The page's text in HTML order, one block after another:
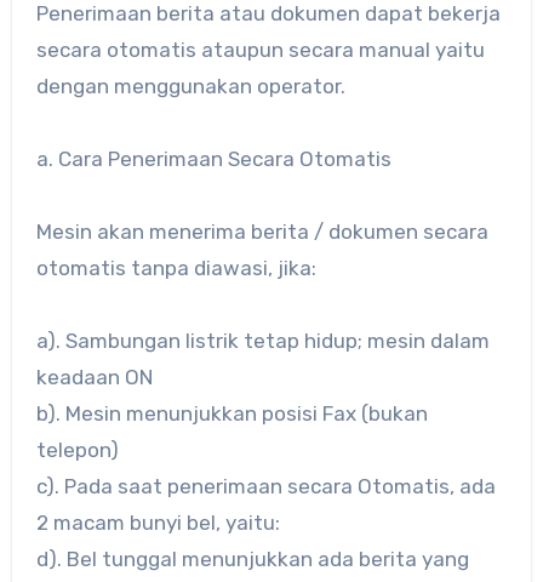
Penerimaan berita atau dokumen dapat bekerja
secara otomatis ataupun secara manual yaitu
dengan menggunakan operator.
a. Cara Penerimaan Secara Otomatis
Mesin akan menerima berita / dokumen secara
otomatis tanpa diawasi, jika:
a). Sambungan listrik tetap hidup; mesin dalam
keadaan ON
b). Mesin menunjukkan posisi Fax (bukan
telepon)
c). Pada saat penerimaan secara Otomatis, ada
2 macam bunyi bel, yaitu:
d). Bel tunggal menunjukkan ada berita yang